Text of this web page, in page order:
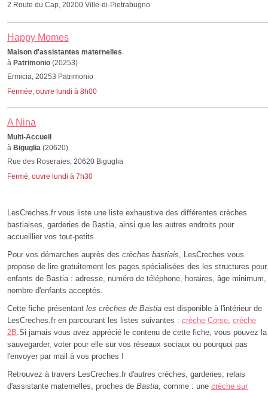
2 Route du Cap, 20200 Ville-di-Pietrabugno
Happy Momes
Maison d'assistantes maternelles
à Patrimonio (20253)
Ermicia, 20253 Patrimonio
Fermée, ouvre lundi à 8h00
A Nina
Multi-Accueil
à Biguglia (20620)
Rue des Roseraies, 20620 Biguglia
Fermé, ouvre lundi à 7h30
LesCreches.fr vous liste une liste exhaustive des différentes crèches
bastiaises, garderies de Bastia, ainsi que les autres endroits pour
accueillier vos tout-petits.
Pour vos démarches auprès des crèches bastiais, LesCreches vous
propose de lire gratuitement les pages spécialisées des les structures pour
enfants de Bastia : adresse, numéro de téléphone, horaires, âge minimum,
nombre d'enfants acceptés.
Cette fiche présentant les crèches de Bastia est disponible à l'intérieur de
LesCreches.fr en parcourant les listes suivantes : crèche Corse, crèche
2B.Si jamais vous avez apprécié le contenu de cette fiche, vous pouvez la
sauvegarder, voter pour elle sur vos réseaux sociaux ou pourquoi pas
l'envoyer par mail à vos proches !
Retrouvez à travers LesCreches.fr d'autres crèches, garderies, relais
d'assistante maternelles, proches de Bastia, comme : une crèche sur